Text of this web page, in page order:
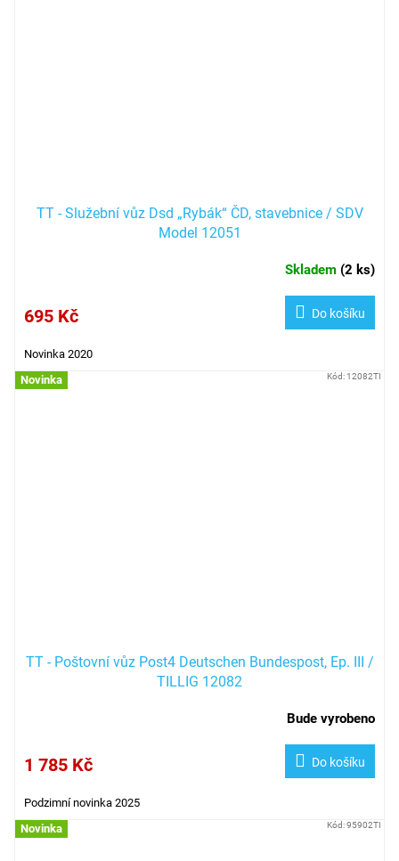
TT - Služební vůz Dsd „Rybák“ ČD, stavebnice / SDV
Model 12051
Skladem (2 ks)
695 Kč Do košíku
Novinka 2020
Novinka
TT - Poštovní vůz Post4 Deutschen Bundespost, Ep. III /
TILLIG 12082
Bude vyrobeno
1 785 Kč Do košíku
Podzimní novinka 2025
Kód: 12082TI
Novinka Kód:95902TI